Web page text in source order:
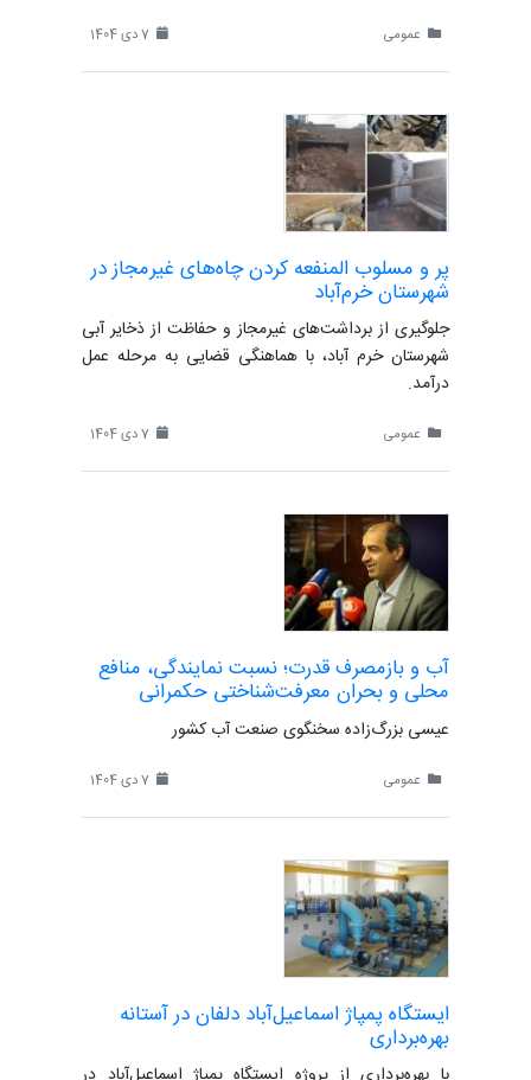
عمومی
پر و مسلوب المنفعه کردن چاه‌های غیرمجاز در
شهرستان خرم‌آباد
جلوگیری از برداشت‌های غیرمجاز و حفاظت از ذخایر آبی
شهرستان خرم آباد، با هماهنگی قضایی به مرحله عمل
درآمد.
عمومی
آب و بازمصرف قدرت؛ نسبت نمایندگی، منافع
محلی و بحران معرفت‌شناختی حکمرانی
عیسی بزرگ‌زاده سخنگوی صنعت آب کشور
عمومی
ایستگاه پمپاژ اسماعیل‌آباد دلفان در آستانه
بهره‌برداری